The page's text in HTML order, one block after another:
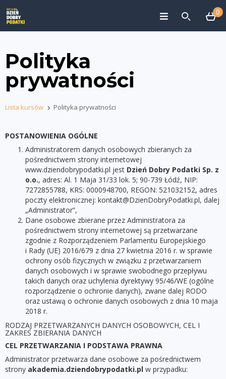
0
Polityka
prywatności
Lista kursów Polityka prywatności
POSTANOWIENIA OGÓLNE
Administratorem danych osobowych zbieranych za
pośrednictwem strony internetowej
www.dziendobrypodatki.pl jest Dzień Dobry Podatki Sp. z
o.o., adres: Al. 1 Maja 31/33 lok. 5; 90-739 Łódź, NIP:
7272855788, KRS: 0000948700, REGON: 521032152, adres
poczty elektronicznej: kontakt@DzienDobryPodatki.pl, dalej
„Administrator”,
Dane osobowe zbierane przez Administratora za
pośrednictwem strony internetowej są przetwarzane
zgodnie z Rozporządzeniem Parlamentu Europejskiego
i Rady (UE) 2016/679 z dnia 27 kwietnia 2016 r. w sprawie
ochrony osób fizycznych w związku z przetwarzaniem
danych osobowych i w sprawie swobodnego przepływu
takich danych oraz uchylenia dyrektywy 95/46/WE (ogólne
rozporządzenie o ochronie danych), zwane dalej RODO
oraz ustawą o ochronie danych osobowych z dnia 10 maja
2018 r.
RODZAJ PRZETWARZANYCH DANYCH OSOBOWYCH, CEL I
ZAKRES ZBIERANIA DANYCH
CEL PRZETWARZANIA I PODSTAWA PRAWNA
Administrator przetwarza dane osobowe za pośrednictwem
strony akademia.dziendobrypodatki.pl w przypadku: